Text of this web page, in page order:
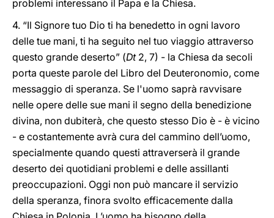
problemi interessano il Papa e la Chiesa.
4. “Il Signore tuo Dio ti ha benedetto in ogni lavoro
delle tue mani, ti ha seguito nel tuo viaggio attraverso
questo grande deserto” (Dt2, 7) - la Chiesa da secoli
porta queste parole del Libro del Deuteronomio, come
messaggio di speranza. Se l'uomo saprà ravvisare
nelle opere delle sue mani il segno della benedizione
divina, non dubiterà, che questo stesso Dio è - è vicino
- e costantemente avrà cura del cammino dell’uomo,
specialmente quando questi attraverserà il grande
deserto dei quotidiani problemi e delle assillanti
preoccupazioni. Oggi non può mancare il servizio
della speranza, finora svolto efficacemente dalla